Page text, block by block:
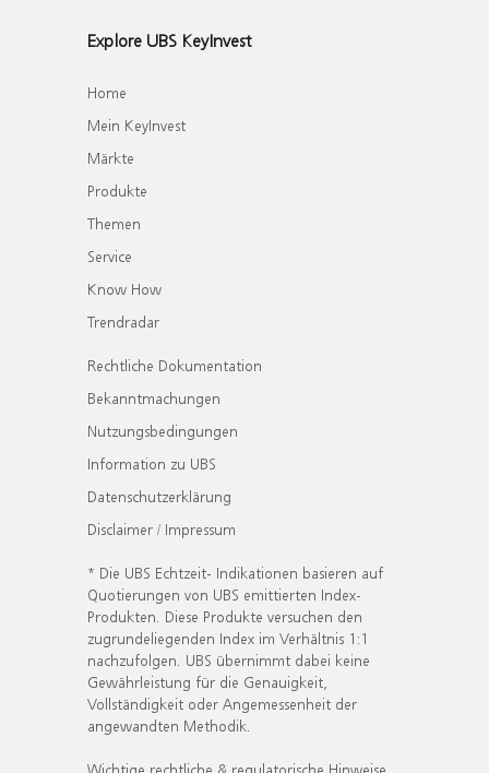
Explore UBS KeyInvest
Home
Mein KeyInvest
Märkte
Produkte
Themen
Service
Know How
Trendradar
Rechtliche Dokumentation
Bekanntmachungen
Nutzungsbedingungen
Information zu UBS
Datenschutzerklärung
Disclaimer / Impressum
* Die UBS Echtzeit- Indikationen basieren auf
Quotierungen von UBS emittierten Index-
Produkten. Diese Produkte versuchen den
zugrundeliegenden Index im Verhältnis 1:1
nachzufolgen. UBS übernimmt dabei keine
Gewährleistung für die Genauigkeit,
Vollständigkeit oder Angemessenheit der
angewandten Methodik.